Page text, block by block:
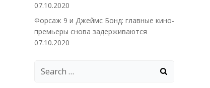
07.10.2020
Форсаж 9 и Джеймс Бонд: главные кино-
премьеры снова задерживаются
07.10.2020
Search